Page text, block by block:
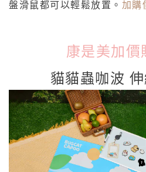
盤滑鼠都可以輕鬆放置。 加購
康是美加價
貓貓蟲咖波